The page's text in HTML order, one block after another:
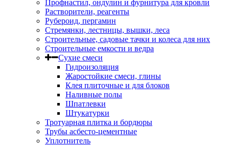
Профнастил, ондулин и фурнитура для кровли
Растворители, реагенты
Рубероид, пергамин
Стремянки, лестницы, вышки, леса
Строительные, садовые тачки и колеса для них
Строительные емкости и ведра
Сухие смеси
Гидроизоляция
Жаростойкие смеси, глины
Клея плиточные и для блоков
Наливные полы
Шпатлевки
Штукатурки
Тротуарная плитка и бордюры
Трубы асбесто-цементные
Уплотнитель